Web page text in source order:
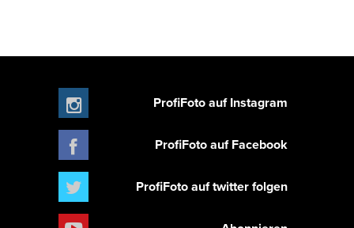
ProfiFoto auf Instagram
ProfiFoto auf Facebook
ProfiFoto auf twitter folgen